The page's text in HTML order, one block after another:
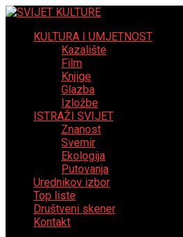
KULTURA I UMJETNOST
Kazalište
Film
Knjige
Glazba
Izložbe
ISTRAŽI SVIJET
Znanost
Svemir
Ekologija
Putovanja
Urednikov izbor
Top liste
Društveni skener
Kontakt